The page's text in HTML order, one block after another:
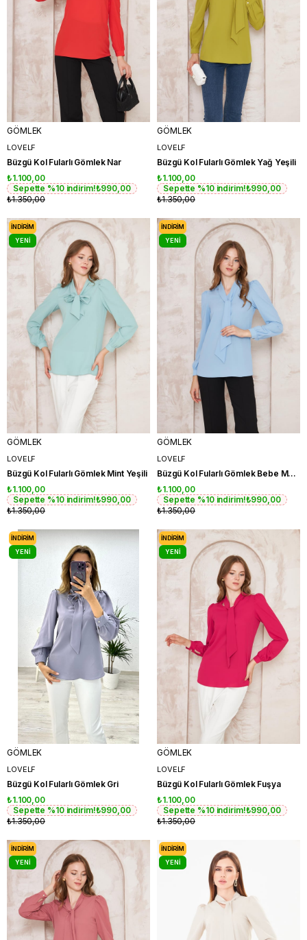
GÖMLEK
LOVELF
Büzgü Kol Fularlı Gömlek Nar
₺1.100,00
Sepette %10 indirim!₺990,00
₺1.350,00
GÖMLEK
LOVELF
Büzgü Kol Fularlı Gömlek Yağ Yeşili
₺1.100,00
Sepette %10 indirim!₺990,00
₺1.350,00
GÖMLEK
LOVELF
Büzgü Kol Fularlı Gömlek Mint Yeşili
₺1.100,00
Sepette %10 indirim!₺990,00
₺1.350,00
İNDIRIM
YENI
GÖMLEK
LOVELF
Büzgü Kol Fularlı Gömlek Bebe Mavisi
₺1.100,00
Sepette %10 indirim!₺990,00
₺1.350,00
İNDIRIM
YENI
GÖMLEK
LOVELF
Büzgü Kol Fularlı Gömlek Gri
₺1.100,00
Sepette %10 indirim!₺990,00
₺1.350,00
İNDIRIM
YENI
GÖMLEK
LOVELF
Büzgü Kol Fularlı Gömlek Fuşya
₺1.100,00
Sepette %10 indirim!₺990,00
₺1.350,00
İNDIRIM
YENI
İNDIRIM
YENI
ÜRÜN
İNDIRIM
YENI